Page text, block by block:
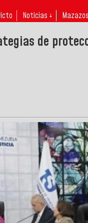
Noticias ↓
de